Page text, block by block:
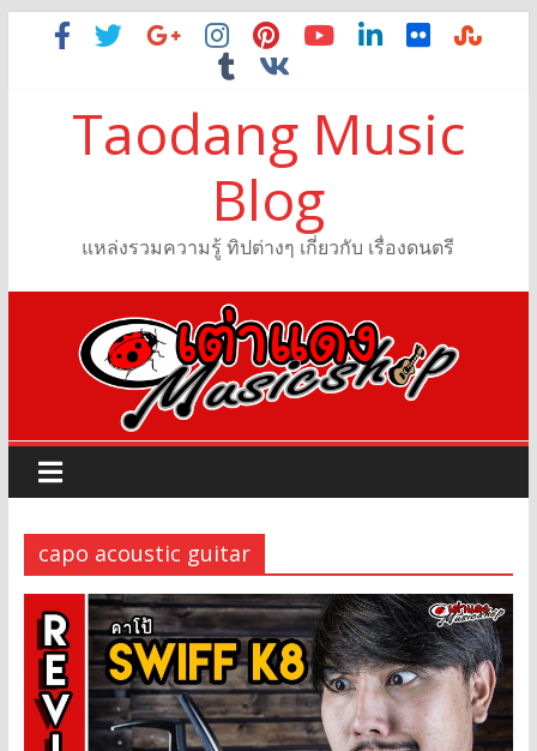
Taodang Music
Blog
แหล่งรวมความรู้ ทิปต่างๆ เกี่ยวกับ เรื่องดนตรี
capo acoustic guitar